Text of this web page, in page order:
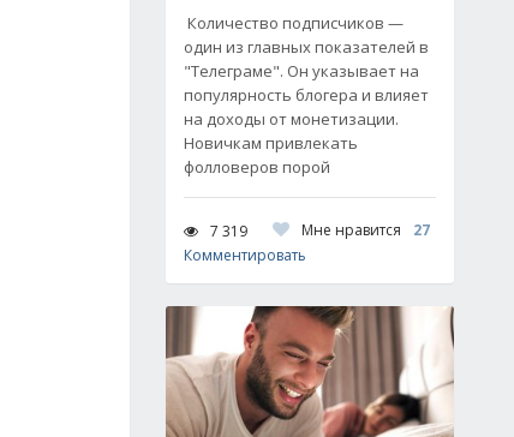
Количество подписчиков —
один из главных показателей в
"Телеграме". Он указывает на
популярность блогера и влияет
на доходы от монетизации.
Новичкам привлекать
фолловеров порой
7 319 Мне нравится
27
Комментировать